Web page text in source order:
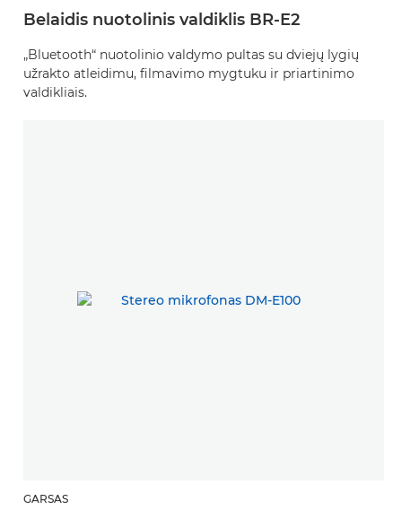
Belaidis nuotolinis valdiklis BR-E2
„Bluetooth“ nuotolinio valdymo pultas su dviejų lygių
užrakto atleidimu, filmavimo mygtuku ir priartinimo
valdikliais.
GARSAS